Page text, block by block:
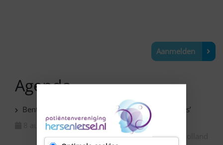
Aanmelden
Agenda
Benthuizen – Expositie ‘Van niets naar iets moois’
8 augustus 2026
Zuid-Holland